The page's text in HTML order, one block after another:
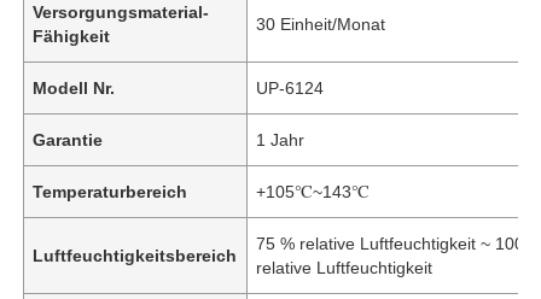
Versorgungsmaterial-
Fähigkeit
30 Einheit/Monat
Modell Nr. UP-6124
Garantie 1 Jahr
Temperaturbereich +105℃~143℃
Luftfeuchtigkeitsbereich
75 % relative Luftfeuchtigkeit ~ 100
relative Luftfeuchtigkeit